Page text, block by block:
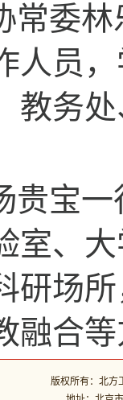
常委
人员
教务
贵宝
室、
研场
融合
版权所有：北方